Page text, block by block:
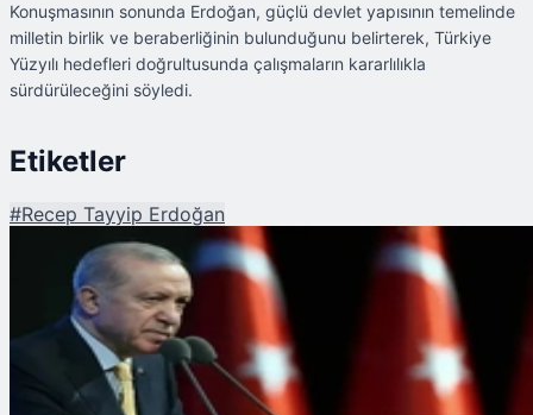
Konuşmasının sonunda Erdoğan, güçlü devlet yapısının temelinde
milletin birlik ve beraberliğinin bulunduğunu belirterek, Türkiye
Yüzyılı hedefleri doğrultusunda çalışmaların kararlılıkla
sürdürüleceğini söyledi.
Etiketler
#Recep Tayyip Erdoğan
Şu An Okunan
Cumhurbaşkanı Erdoğan, Milli Güvenlik Konferansları Açılış Töreni'nde
Konuşuyor